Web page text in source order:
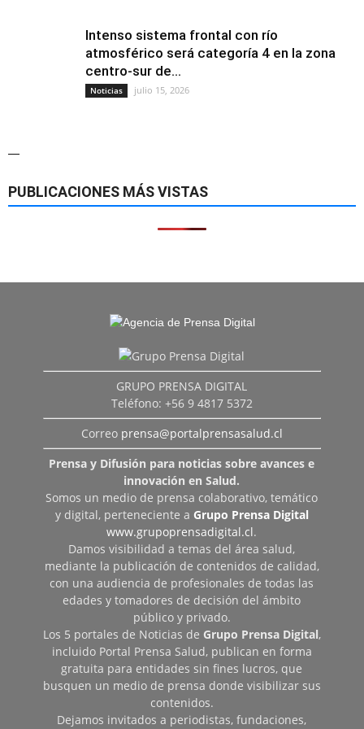
Intenso sistema frontal con río
atmosférico será categoría 4 en la zona
centro-sur de...
Noticias julio 15, 2026
—
PUBLICACIONES MÁS VISTAS
GRUPO PRENSA DIGITAL
Teléfono: +56 9 4817 5372
Correo prensa@portalprensasalud.cl
Prensa y Difusión para noticias sobre avances e
innovación en Salud.
Somos un medio de prensa colaborativo, temático
y digital, perteneciente a Grupo Prensa Digital
www.grupoprensadigital.cl.
Damos visibilidad a temas del área salud,
mediante la publicación de contenidos de calidad,
con una audiencia de profesionales de todas las
edades y tomadores de decisión del ámbito
público y privado.
Los 5 portales de Noticias de Grupo Prensa Digital,
incluido Portal Prensa Salud, publican en forma
gratuita para entidades sin fines lucros, que
busquen un medio de prensa donde visibilizar sus
contenidos.
Dejamos invitados a periodistas, fundaciones,